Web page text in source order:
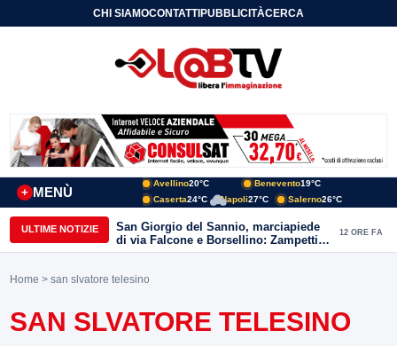
CHI SIAMOCONTATTIPUBBLICITÀCERCA
MENÙ
+
Avellino20°C Benevento19°C
Caserta24°C Napoli27°C Salerno26°C
ULTIME NOTIZIE
San Giorgio del Sannio, marciapiede
di via Falcone e Borsellino: Zampetti e
Lombardi replicano alle polemiche
12 ORE FA
Home > san slvatore telesino
SAN SLVATORE TELESINO